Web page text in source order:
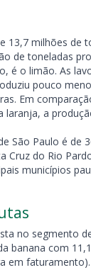
13,7 milhões de
de toneladas
é o limão. As
pouco
Em
a
São Paulo é de
Cruz do Rio
municípios
no segmento
banana com
em faturamento).